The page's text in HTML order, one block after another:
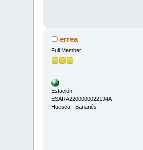
errea
Full Member
Estación:
ESARA2200000022194A -
Huesca - Banariés